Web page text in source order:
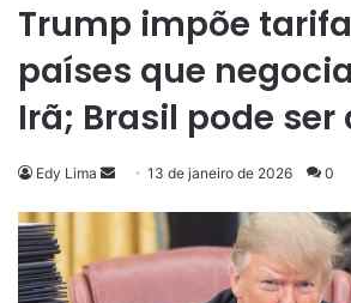
Trump impõe
países que
Irã; Brasil pode
Edy Lima
Mande
e-
mail
13 de janeiro de 2026 0